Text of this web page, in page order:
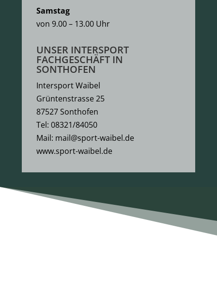
Samstag
von 9.00 – 13.00 Uhr
UNSER INTERSPORT
FACHGESCHÄFT IN
SONTHOFEN
Intersport Waibel
Grüntenstrasse 25
87527 Sonthofen
Tel: 08321/84050
Mail: mail@sport-waibel.de
www.sport-waibel.de